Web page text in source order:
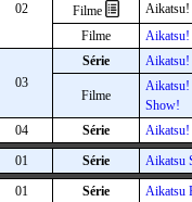
02
Filme
Aikatsu!
Filme
03
Série Aikatsu!
Filme
Aikatsu!
Show!
04 Série Aikatsu!
01
Série Aikatsu
01
Série Aikatsu